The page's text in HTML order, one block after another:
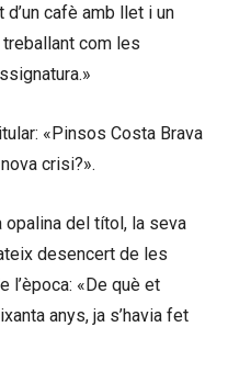
cafè amb llet i un
com les
«Pinsos Costa Brava
crisi?».
opalina del títol, la seva
desencert de les
l’època: «De què et
anys, ja s’havia fet